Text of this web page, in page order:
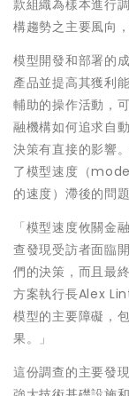
款組織為樣本進行
構趨勢之主要風向
模型開發和部署的
產品並提高其獲利
輔助的操作活動，
融機構如何追求自
決策有直接的影響
了模型速度（
的速度）滯後的問題
「模型速度攸關金
查發現受訪者面臨
們的決策，而且最
方案執行長Alex
模型的主要障礙，
果。」
這份調查的主要發